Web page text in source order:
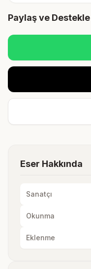
Paylaş ve Destekle
Eser Hakkında
Sanatçı
Okunma
Eklenme